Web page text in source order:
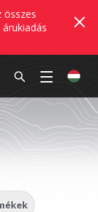
összes